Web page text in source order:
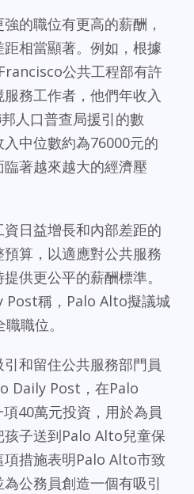
的職位有更高的薪酬，
相當顯著。例如，根據
公共工程部有許
務工作者，他們年收入
人口普查局援引的數
中位數約為76000元的
著越來越大的經濟壓
日益增長和內部差距的
算，以適應對公共服務
供更公平的薪酬標準。
Post稱，Palo Alto擬議城
職位。
和留住公共服務部門員
Daily Post，在Palo
40萬元投資，用於為員
子送到Palo Alto兒童保
項措施表明Palo Alto市致
公務員創造一個有吸引